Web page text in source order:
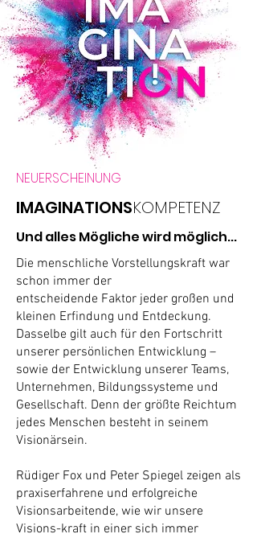
NEUERSCHEINUNG
IMAGINATIONSKOMPETENZ
Und alles Mögliche wird möglich...
Die menschliche Vorstellungskraft war
schon immer der
entscheidende Faktor jeder großen und
kleinen Erfindung und Entdeckung.
Dasselbe gilt auch für den Fortschritt
unserer persönlichen Entwicklung –
sowie der Entwicklung unserer Teams,
Unternehmen, Bildungssysteme und
Gesellschaft. Denn der größte Reichtum
jedes Menschen besteht in seinem
Visionärsein.
Rüdiger Fox und Peter Spiegel zeigen als
praxiserfahrene und erfolgreiche
Visionsarbeitende, wie wir unsere
Visions-kraft in einer sich immer